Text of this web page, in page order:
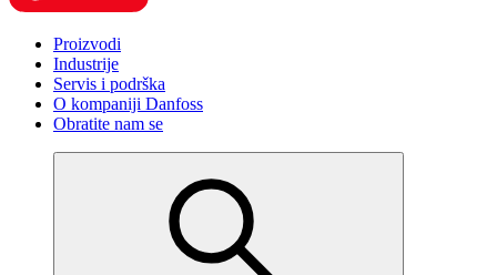
Proizvodi
Industrije
Servis i podrška
O kompaniji Danfoss
Obratite nam se